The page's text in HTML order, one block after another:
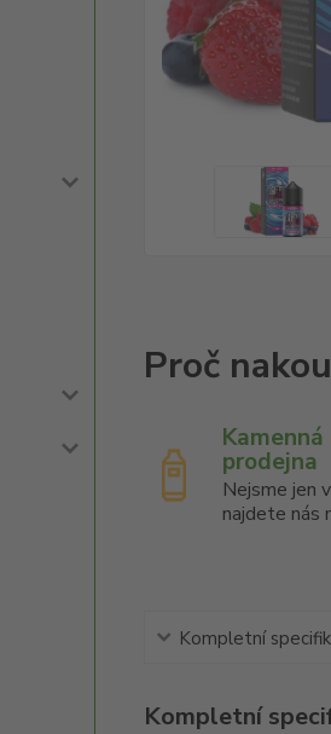
Kamenná
prodejna
Nejsme jen
najdete nás
Kompletní
Kompletní